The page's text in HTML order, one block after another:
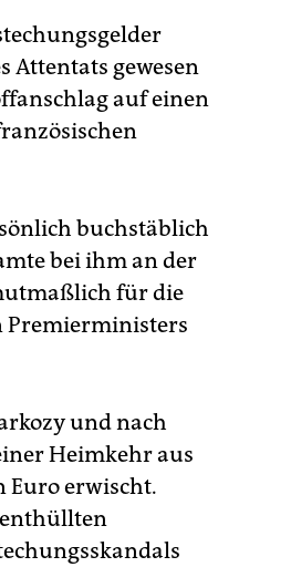
Attentats gewesen
auf einen
buchstäblich
bei ihm an der
für die
Premierministers
und nach
Heimkehr aus
Euro erwischt.